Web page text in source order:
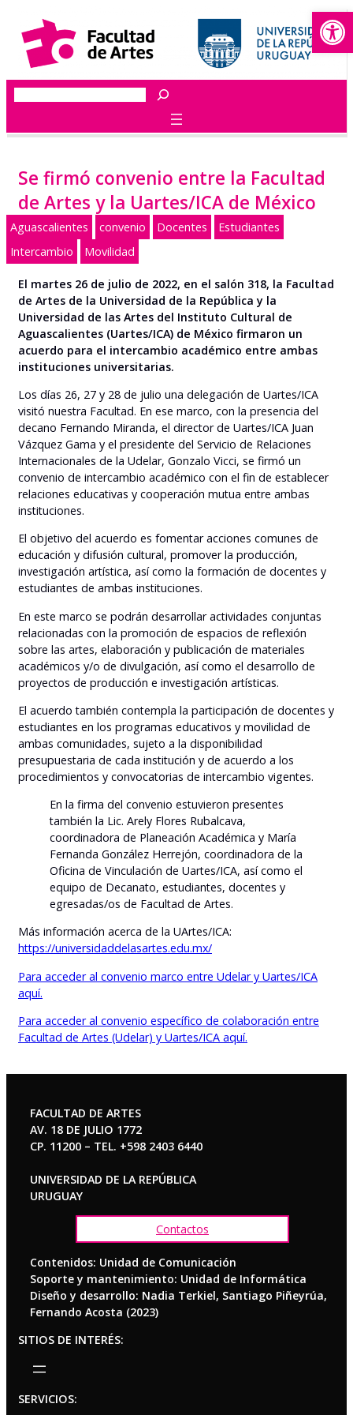
contenido
Buscar
Se firmó convenio entre la Facultad
de Artes y la Uartes/ICA de México
Aguascalientes convenio Docentes
Estudiantes
Intercambio
Movilidad
El martes 26 de julio de 2022, en el salón 318, la Facultad
de Artes de la Universidad de la República y la
Universidad de las Artes del Instituto Cultural de
Aguascalientes (Uartes/ICA) de México firmaron un
acuerdo para el intercambio académico entre ambas
instituciones universitarias.
Los días 26, 27 y 28 de julio una delegación de Uartes/ICA
visitó nuestra Facultad. En ese marco, con la presencia del
decano Fernando Miranda, el director de Uartes/ICA Juan
Vázquez Gama y el presidente del Servicio de Relaciones
Internacionales de la Udelar, Gonzalo Vicci, se firmó un
convenio de intercambio académico con el fin de establecer
relaciones educativas y cooperación mutua entre ambas
instituciones.
El objetivo del acuerdo es fomentar acciones comunes de
educación y difusión cultural, promover la producción,
investigación artística, así como la formación de docentes y
estudiantes de ambas instituciones.
En este marco se podrán desarrollar actividades conjuntas
relacionadas con la promoción de espacios de reflexión
sobre las artes, elaboración y publicación de materiales
académicos y/o de divulgación, así como el desarrollo de
proyectos de producción e investigación artísticas.
El acuerdo también contempla la participación de docentes y
estudiantes en los programas educativos y movilidad de
ambas comunidades, sujeto a la disponibilidad
presupuestaria de cada institución y de acuerdo a los
procedimientos y convocatorias de intercambio vigentes.
En la firma del convenio estuvieron presentes
también la Lic. Arely Flores Rubalcava,
coordinadora de Planeación Académica y María
Fernanda González Herrejón, coordinadora de la
Oficina de Vinculación de Uartes/ICA, así como el
equipo de Decanato, estudiantes, docentes y
egresadas/os de Facultad de Artes.
Más información acerca de la UArtes/ICA:
https://universidaddelasartes.edu.mx/
Para acceder al convenio marco entre Udelar y Uartes/ICA
aquí.
Para acceder al convenio específico de colaboración entre
Facultad de Artes (Udelar) y Uartes/ICA aquí.
FACULTAD DE ARTES
AV. 18 DE JULIO 1772
CP. 11200 – TEL. +598 2403 6440
UNIVERSIDAD DE LA REPÚBLICA
URUGUAY
Contactos
Contenidos: Unidad de Comunicación
Soporte y mantenimiento: Unidad de Informática
Diseño y desarrollo: Nadia Terkiel, Santiago Piñeyrúa,
Fernando Acosta (2023)
SITIOS DE INTERÉS:
SERVICIOS: